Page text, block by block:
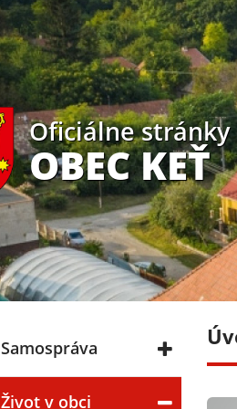
Oficiálne stránky
OBEC KEŤ
Samospráva
Život v obci